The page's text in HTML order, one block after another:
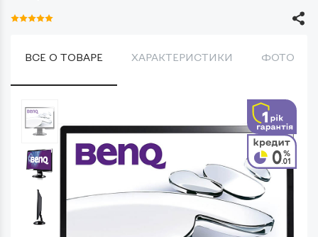
ВСЕ О ТОВАРЕ ХАРАКТЕРИСТИКИ ФОТО